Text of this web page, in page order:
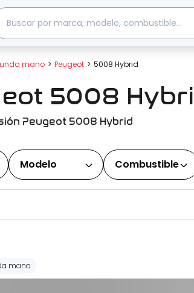
mano Peugeot 5008 Hybrid
5008
Peugeot 5008 Hybrid
Modelo Combustible
mano